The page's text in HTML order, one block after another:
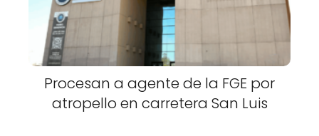
Procesan a agente de la FGE por
atropello en carretera San Luis